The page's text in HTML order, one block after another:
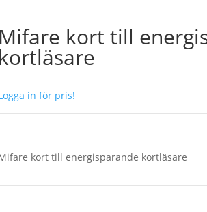
Mifare kort till
kortläsare
in för pris!
kort till energisparande kortläsare